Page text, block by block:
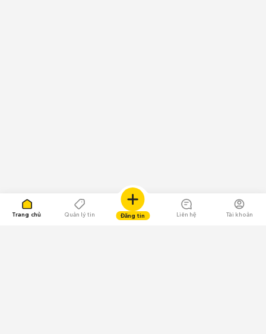
Trang chủ Quản lý tin Đăng tin Liên hệ Tài khoản